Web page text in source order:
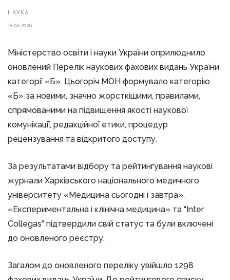
НАУКА
18.06.2026
Міністерство освіти і науки України оприлюднило
оновлений Перелік наукових фахових видань України
категорії «Б». Цьогоріч МОН формувало категорію
«Б» за новими, значно жорсткішими, правилами,
спрямованими на підвищення якості наукової
комунікації, редакційної етики, процедур
рецензування та відкритого доступу.
За результатами відбору та рейтингування наукові
журнали Харківського національного медичного
університету «Медицина сьогодні і завтра»,
«Експериментальна і клінічна медицина» та “Inter
Collegas” підтвердили свій статус та були включені
до оновленого реєстру.
Загалом до оновленого переліку увійшло 1298